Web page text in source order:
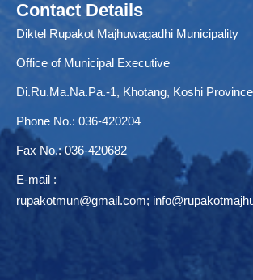
Contact Details
Diktel Rupakot Majhuwagadhi Municipality
Office of Municipal Executive
Di.Ru.Ma.Na.Pa.-1, Khotang, Koshi
Phone No.: 036-420204
Fax No.: 036-420682
E-mail :
rupakotmun@gmail.com;